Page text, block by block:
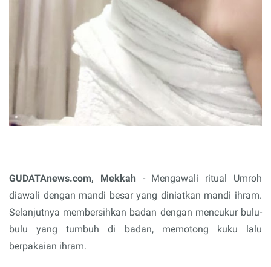
GUDATAnews.com, Mekkah - Mengawali ritual Umroh
diawali dengan mandi besar yang diniatkan mandi ihram.
Selanjutnya membersihkan badan dengan mencukur bulu-
bulu yang tumbuh di badan, memotong kuku lalu
berpakaian ihram.